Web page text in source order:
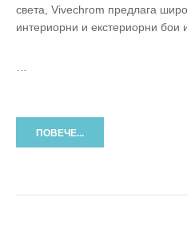
света, Vivechrom предлага
интериорни и екстериорни бои
…
ПОВЕЧЕ...